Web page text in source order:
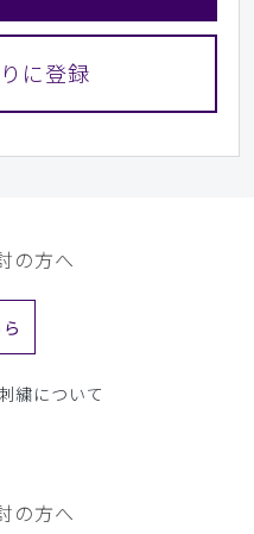
の方へ
繍について
の方へ